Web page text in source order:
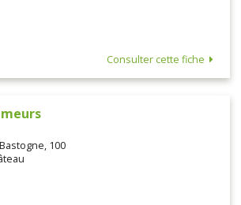
Consulter cette fiche
100